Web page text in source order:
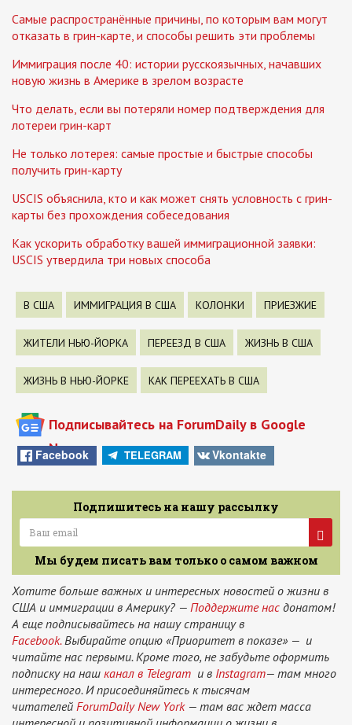
Самые распространённые причины, по которым вам могут
отказать в грин-карте, и способы решить эти проблемы
Иммиграция после 40: истории русскоязычных, начавших
новую жизнь в Америке в зрелом возрасте
Что делать, если вы потеряли номер подтверждения для
лотереи грин-карт
Не только лотерея: самые простые и быстрые способы
получить грин-карту
USCIS объяснила, кто и как может снять условность с грин-
карты без прохождения собеседования
Как ускорить обработку вашей иммиграционной заявки:
USCIS утвердила три новых способа
В США ИММИГРАЦИЯ В США КОЛОНКИ ПРИЕЗЖИЕ
ЖИТЕЛИ НЬЮ-ЙОРКА ПЕРЕЕЗД В США ЖИЗНЬ В США
ЖИЗНЬ В НЬЮ-ЙОРКЕ КАК ПЕРЕЕХАТЬ В США
Подписывайтесь на ForumDaily в Google
News
Facebook TELEGRAM Vkontakte
Подпишитесь на нашу рассылку
Мы будем писать вам только о самом важном
Хотите больше важных и интересных новостей о жизни в
США и иммиграции в Америку? — Поддержите нас донатом!
А еще подписывайтесь на нашу страницу в
Facebook.Выбирайте опцию «Приоритет в показе» — и
читайте нас первыми. Кроме того, не забудьте оформить
подписку на наш канал в Telegram и в Instagram— там много
интересного. И присоединяйтесь к тысячам
читателей ForumDaily New York— там вас ждет масса